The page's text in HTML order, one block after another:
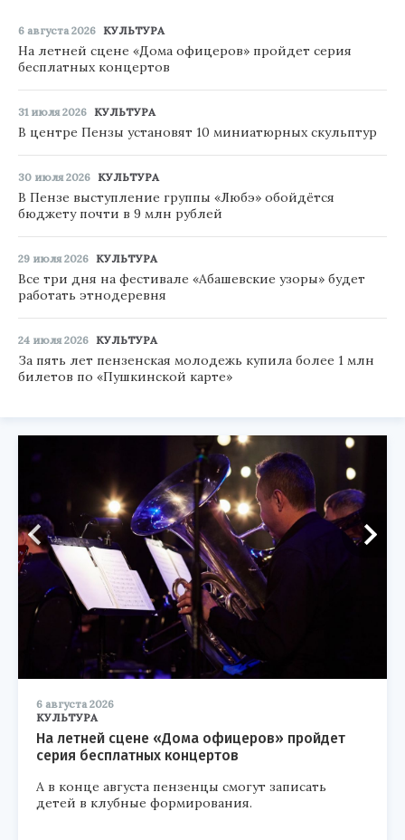
6 августа 2026 КУЛЬТУРА
На летней сцене «Дома офицеров» пройдет серия
бесплатных концертов
31 июля 2026 КУЛЬТУРА
В центре Пензы установят 10 миниатюрных скульптур
30 июля 2026 КУЛЬТУРА
В Пензе выступление группы «Любэ» обойдётся
бюджету почти в 9 млн рублей
29 июля 2026 КУЛЬТУРА
Все три дня на фестивале «Абашевские узоры» будет
работать этнодеревня
24 июля 2026 КУЛЬТУРА
За пять лет пензенская молодежь купила более 1 млн
билетов по «Пушкинской карте»
6 августа 2026
КУЛЬТУРА
На летней сцене «Дома офицеров» пройдет
серия бесплатных концертов
А в конце августа пензенцы смогут записать
детей в клубные формирования.